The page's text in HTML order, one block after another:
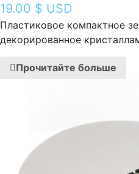
19.00 $ USD
Пластиковое компактное
декорированное
Прочитайте больше